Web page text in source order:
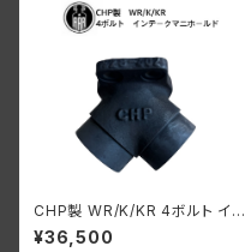
CHP製 WR/K/KR 4ボルト イン
テ ークマニホールド
¥36,500